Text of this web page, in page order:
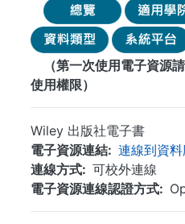
（第一次使用電子資源
使用權限）
Wiley 出版社電子書
電子資源連結
連線到資
連線方式
可校外連線
電子資源連線認證方式